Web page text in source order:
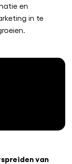
en
in te
van